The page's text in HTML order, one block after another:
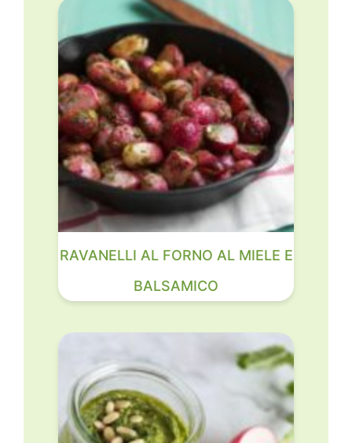
RAVANELLI AL FORNO AL MIELE E
BALSAMICO